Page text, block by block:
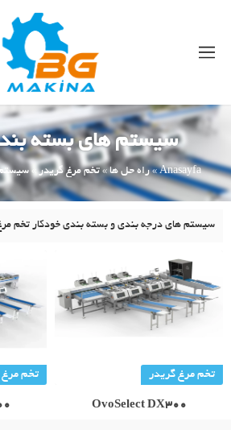
سیستم های بسته
Anasayfa
»راه حل ها»تخم مرغ گریدر»
سیستم های درجه بندی و بسته بندی خودکار تخم
تخم مرغ گریدر
OvoSelect DX300
تخم مرغ